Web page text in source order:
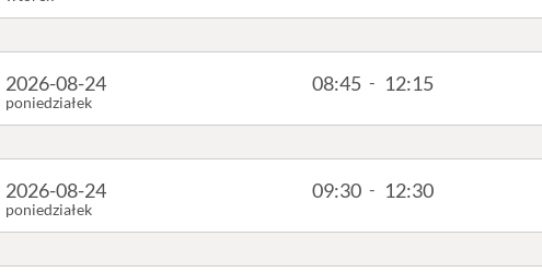
2026-08-24
poniedziałek
08:45 - 12:15
2026-08-24
poniedziałek
09:30 - 12:30